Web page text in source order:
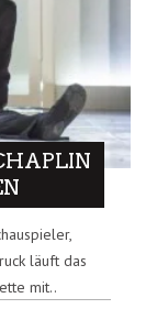
läuft das
mit..